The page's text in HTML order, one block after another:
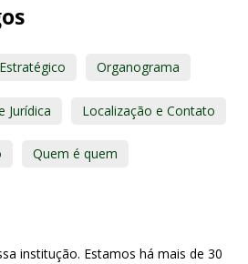
Organograma
Jurídica Localização e Contato
Quem é quem
institução. Estamos há mais de 30